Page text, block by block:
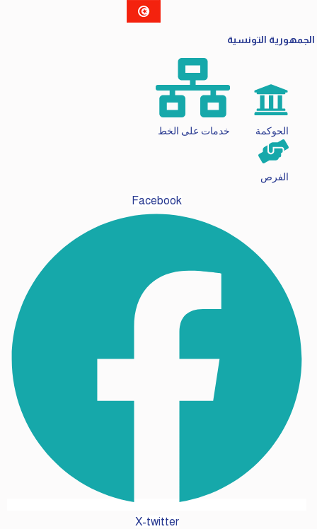
الجمهورية التونسية
الحوكمة خدمات على الخط
الفرص
Facebook
X-twitter